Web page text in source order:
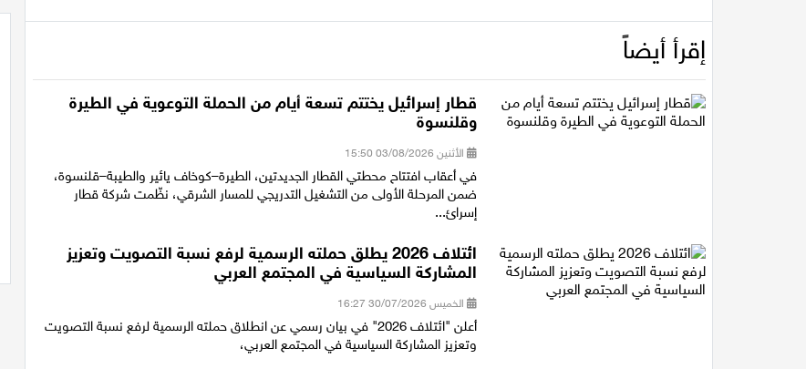
إقرأ أيضاً
قطار إسرائيل يختتم تسعة أيام من الحملة التوعوية في الطيرة
وقلنسوة
الأثنين 03/08/2026 15:50
في أعقاب افتتاح محطتي القطار الجديدتين، الطيرة–كوخاف يائير والطيبة–قلنسوة،
ضمن المرحلة الأولى من التشغيل التدريجي للمسار الشرقي، نظّمت شركة قطار
إسرائ...
ائتلاف 2026 يطلق حملته الرسمية لرفع نسبة التصويت وتعزيز
المشاركة السياسية في المجتمع العربي
الخميس 30/07/2026 16:27
أعلن "ائتلاف 2026" في بيان رسمي عن انطلاق حملته الرسمية لرفع نسبة التصويت
وتعزيز المشاركة السياسية في المجتمع العربي،